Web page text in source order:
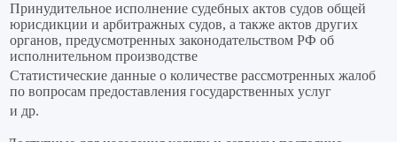
Принудительное исполнение судебных актов судов общей
юрисдикции и арбитражных судов, а также актов других
органов, предусмотренных законодательством РФ об
исполнительном производстве
Статистические данные о количестве рассмотренных жалоб
по вопросам предоставления государственных услуг
и др.